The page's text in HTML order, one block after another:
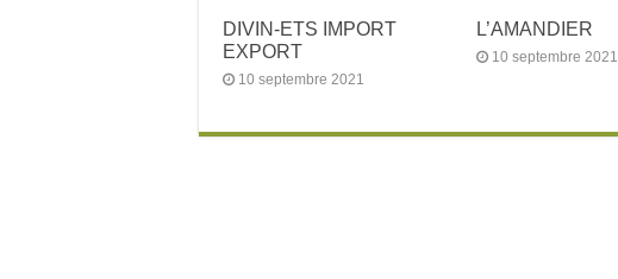
DIVIN-ETS IMPORT
EXPORT
10 septembre 2021
L’AMANDIER
10 septembre 2021